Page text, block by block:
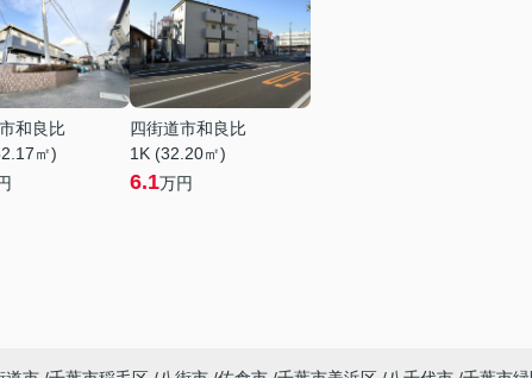
和良比
㎡)
四街道市和良比
1K (32.20㎡)
6.1万円